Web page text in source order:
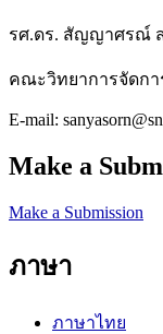
รศ.ดร. สัญญาศรณ์
คณะวิทยาการจัดก
E-mail:
Make a
Make a Submission
ภาษา
ภาษาไทย